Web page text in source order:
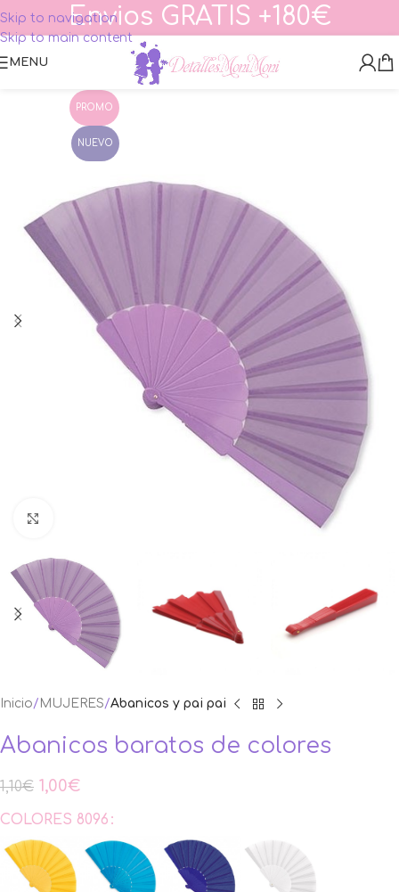
Skip to navigation
Skip to main content
Envios GRATIS +180€
MENU
PROMO
NUEVO
Inicio MUJERES Abanicos y pai pai
Abanicos baratos de colores
1,10€ 1,00€
COLORES 8096